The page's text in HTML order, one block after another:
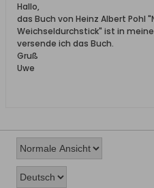
Hallo,
das Buch von Heinz Albert Pohl
Weichseldurchstick" ist in
versende ich das Buch.
Gruß
Uwe